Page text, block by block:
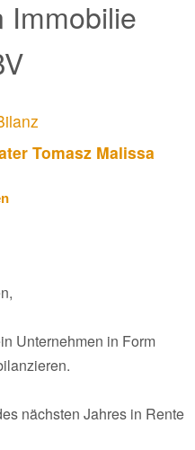
Immobilie
Tomasz Malissa
Unternehmen in Form
nächsten Jahres in Rente